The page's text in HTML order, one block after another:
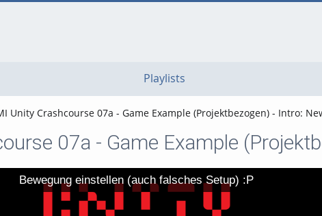
Playlists
Unity Crashcourse 07a - Game Example (Projektbezogen) - Intro:
07a - Game Example
Bewegung einstellen (auch falsches Setup) :P